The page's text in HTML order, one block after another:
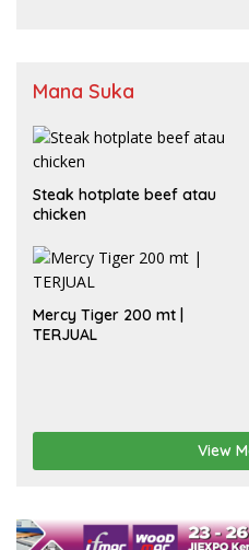
Mana Suka
Steak hotplate beef atau
chicken
Mercy Tiger 200 mt |
TERJUAL
View